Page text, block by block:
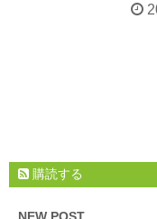
購読する
NEW POST